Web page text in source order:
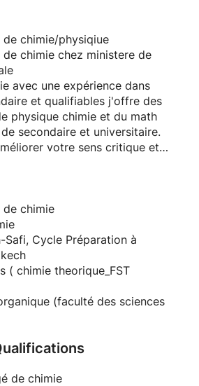
chimie/physiqiue
chimie chez ministere de
avec une expérience dans
et qualifiables j'offre des
physique chimie et du math
secondaire et universitaire.
votre sens critique et
logique pour faire face à tout
cours de préparation est là
à vous baser sur vos
des raisonnements
vos objectifs. Je ne me
seulement les cours, je
la chance et le temps de
vos limites. Je ne jugerai
je serai là pour vous aider à
confiance en vous. Prêt à
nouvel entraînement ? N'hésitez
pour plus d'informations
de chimie
Safi, Cycle Préparation à
( chimie theorique_FST
(faculté des sciences
matériaux (faculté des
de chimie